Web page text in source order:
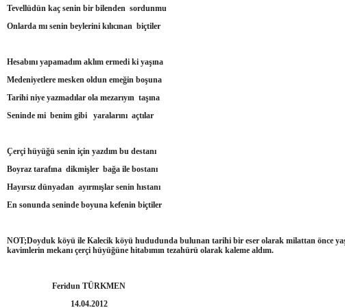
Tevellüdün kaç senin bir bilenden sordunmu
Onlarda mı senin beylerini kılıcınan biçtiler
Hesabını yapamadım aklım ermedi ki yaşına
Medeniyetlere mesken oldun emeğin boşuna
Tarihi niye yazmadılar ola mezarıyın taşına
Seninde mi benim gibi yaralarını açtılar
Çerçi hüyüğü senin için yazdım bu destanı
Boyraz tarafına dikmişler bağa ile bostanı
Hayırsız dünyadan ayırmışlar senin hıstanı
En sonunda seninde boyuna kefenin biçtiler
NOT;Doyduk köyü ile Kalecik köyü hududunda bulunan tarihi bir eser olarak milattan önce
kavimlerin mekanı çerçi hüyüğüne hitabımın tezahürü olarak kaleme aldım.
Feridun TÜRKMEN
14.04.2012